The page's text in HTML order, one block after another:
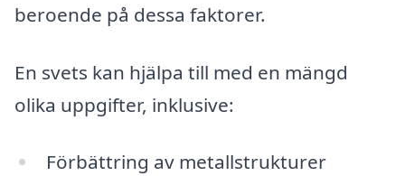
beroende på dessa faktorer.
En svets kan hjälpa till med en mängd
olika uppgifter, inklusive:
Förbättring av metallstrukturer